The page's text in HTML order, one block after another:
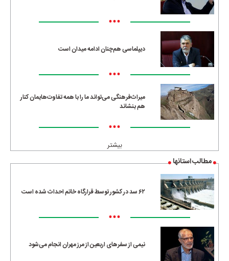
•••
دیپلماسی هم‌چنان ادامه میدان است
•••
میراث‌فرهنگی می‌تواند ما را با همه تفاوت‌هایمان کنار
هم بنشاند
•••
بیشتر
مطالب استانها
۶۲ سد در کشور توسط قرارگاه خاتم احداث شده است
•••
نیمی از سفرهای اربعین از مرز مهران انجام می‌شود